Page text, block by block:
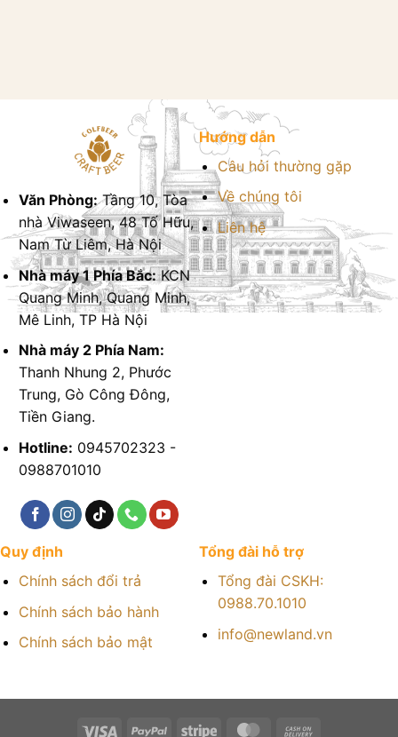
Văn Phòng:Tầng 10, Tòa
nhà Viwaseen, 48 Tố Hữu,
Nam Từ Liêm, Hà Nội
Nhà máy 1 Phía Bắc:KCN
Quang Minh, Quang Minh,
Mê Linh, TP Hà Nội
Nhà máy 2 Phía Nam:
Thanh Nhung 2, Phước
Trung, Gò Công Đông,
Tiền Giang.
Hotline: 0945702323 -
0988701010
Hướng dẫn
Câu hỏi thường gặp
Về chúng tôi
Liên hệ
Quy định
Chính sách đổi trả
Chính sách bảo hành
Chính sách bảo mật
Tổng đài hỗ trợ
Tổng đài CSKH:
0988.70.1010
info@newland.vn